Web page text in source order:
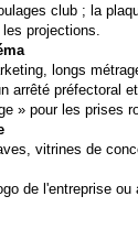
club ; la
projections.
longs
arrêté préfectoral
» pour les prises
, vitrines de
de l'entreprise ou